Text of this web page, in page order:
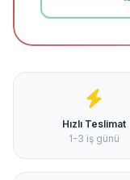
Hızlı Teslimat
1-3 iş günü